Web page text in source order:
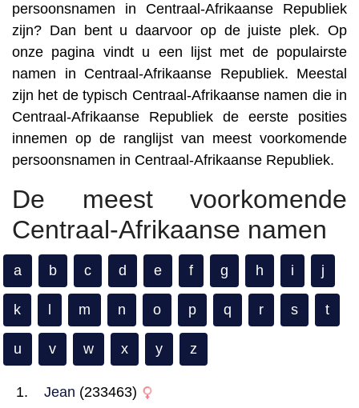
persoonsnamen in Centraal-Afrikaanse Republiek
zijn? Dan bent u daarvoor op de juiste plek. Op
onze pagina vindt u een lijst met de populairste
namen in Centraal-Afrikaanse Republiek. Meestal
zijn het de typisch Centraal-Afrikaanse namen die in
Centraal-Afrikaanse Republiek de eerste posities
innemen op de ranglijst van meest voorkomende
persoonsnamen in Centraal-Afrikaanse Republiek.
De meest voorkomende
Centraal-Afrikaanse namen
a b c d e f g h i j
k m n o p q r s t
u v w x y z
Jean (233463)